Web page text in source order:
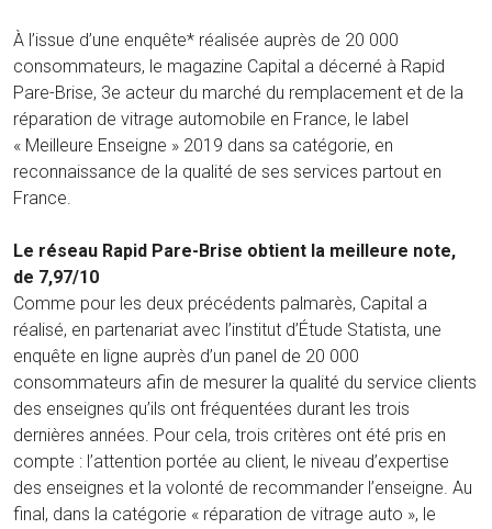
À l’issue d’une enquête* réalisée auprès de 20 000
consommateurs, le magazine Capital a décerné à Rapid
Pare-Brise, 3e acteur du marché du remplacement et de la
réparation de vitrage automobile en France, le label
« Meilleure Enseigne » 2019 dans sa catégorie, en
reconnaissance de la qualité de ses services partout en
France.
Le réseau Rapid Pare-Brise obtient la meilleure note,
de 7,97/10
Comme pour les deux précédents palmarès, Capital a
réalisé, en partenariat avec l’institut d’Étude Statista, une
enquête en ligne auprès d’un panel de 20 000
consommateurs afin de mesurer la qualité du service clients
des enseignes qu’ils ont fréquentées durant les trois
dernières années. Pour cela, trois critères ont été pris en
compte : l’attention portée au client, le niveau d’expertise
des enseignes et la volonté de recommander l’enseigne. Au
final, dans la catégorie « réparation de vitrage auto », le